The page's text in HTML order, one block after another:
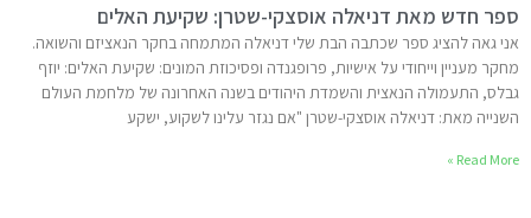
ספר חדש מאת דניאלה אוסצקי-שטרן: שקיעת האלים
אני גאה להציג ספר שכתבה הבת שלי דניאלה המתמחה בחקר הנאציזם והשואה.
מחקר מעניין וייחודי על אישיות, פרופגנדה ופסיכוזת המונים: שקיעת האלים: יוזף
גבלס, התעמולה הנאצית והשמדת היהודים בשנה האחרונה של מלחמת העולם
השנייה מאת: דניאלה אוסצקי-שטרן "אם נגזר עלינו לשקוע, ישקע
Read More »